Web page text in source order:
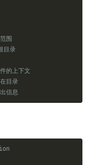
围
目录
的上下文
目录
信息